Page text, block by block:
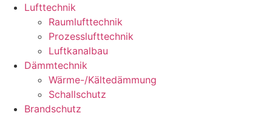
Lufttechnik
Raumlufttechnik
Prozesslufttechnik
Luftkanalbau
Dämmtechnik
Wärme-/Kältedämmung
Schallschutz
Brandschutz